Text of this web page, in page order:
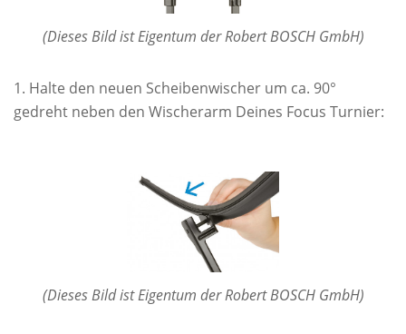
(Dieses Bild ist Eigentum der Robert BOSCH GmbH)
Halte den neuen Scheibenwischer um ca. 90°
gedreht neben den Wischerarm Deines Focus Turnier:
(Dieses Bild ist Eigentum der Robert BOSCH GmbH)